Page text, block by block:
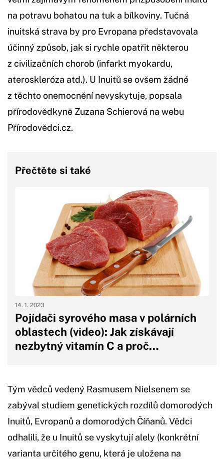
na potravu bohatou na tuk a bílkoviny. Tučná
inuitská strava by pro Evropana představovala
účinný způsob, jak si rychle opatřit některou
z civilizačních chorob (infarkt myokardu,
ateroskleróza atd.). U Inuitů se ovšem žádné
z těchto onemocnění nevyskytuje, popsala
přírodovědkyně Zuzana Schierová na webu
Přírodovědci.cz.
Přečtěte si také
Pojídači syrového masa v polárních
oblastech (video): Jak získávají
nezbytný vitamín C a proč…
14. 1. 2023
Tým vědců vedený Rasmusem Nielsenem se
zabýval studiem genetických rozdílů domorodých
Inuitů, Evropanů a domorodých Číňanů. Vědci
odhalili, že u Inuitů se vyskytují alely (konkrétní
varianta určitého genu, která je uložena na